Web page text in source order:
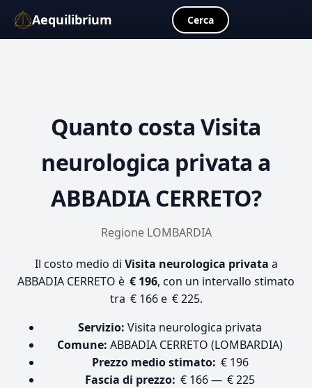
Aequilibrium Cerca
Quanto costa Visita
neurologica privata a
ABBADIA CERRETO?
Regione LOMBARDIA
Il costo medio di Visita neurologica privata a
ABBADIA CERRETO è € 196, con un intervallo stimato
tra € 166 e € 225.
Servizio: Visita neurologica privata
Comune: ABBADIA CERRETO (LOMBARDIA)
Prezzo medio stimato: € 196
Fascia di prezzo: € 166 — € 225